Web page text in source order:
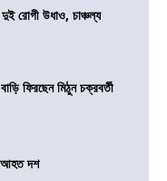
রোগী উধাও, চাঞ্চল্য
ফিরছেন মিঠুন চক্রবর্তী
আহত দশ